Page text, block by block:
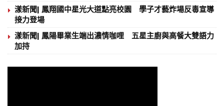
漾新聞| 鳳翔國中星光大道點亮校園 學子才藝炸場反毒宣導
接力登場
漾新聞| 鳳陽畢業生端出濃情咖哩 五星主廚與高餐大雙語力
加持